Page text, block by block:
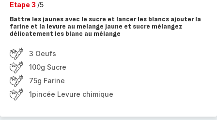
Etape 3 /5
Battre les jaunes avec le sucre et lancer les blancs ajouter la
farine et la levure au melange jaune et sucre mélangez
délicatement les blanc au mélange
3 Oeufs
100g Sucre
75g Farine
1pincée Levure chimique